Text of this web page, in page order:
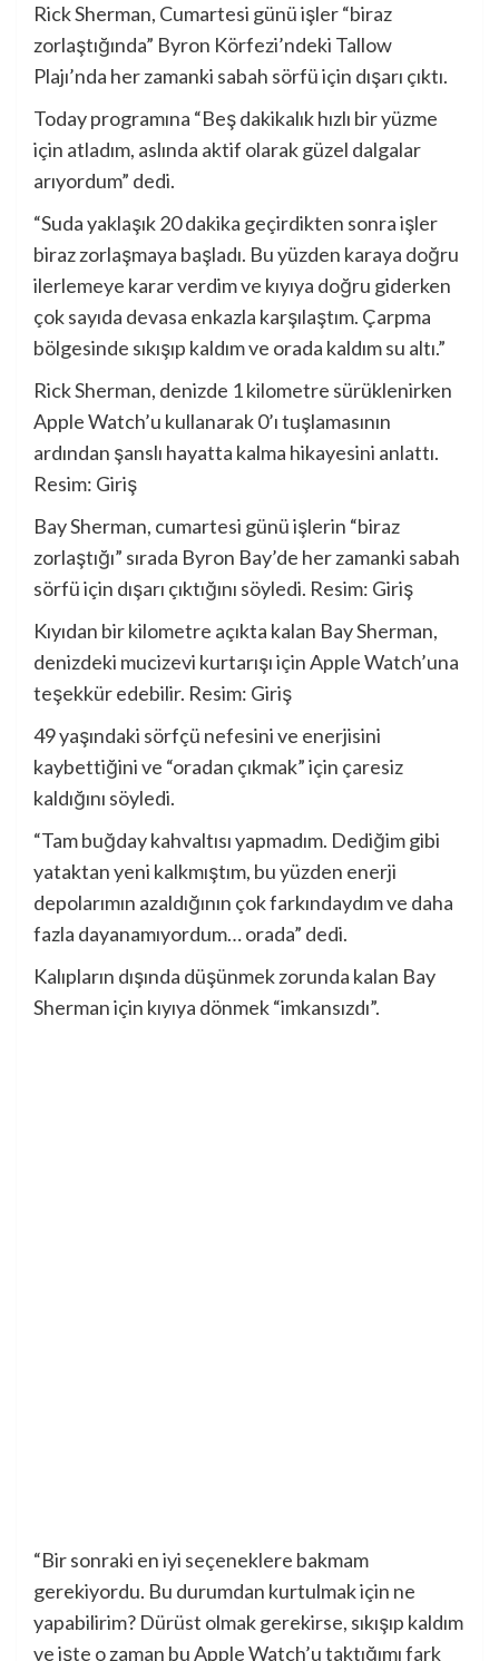
Rick Sherman, Cumartesi günü işler “biraz
zorlaştığında” Byron Körfezi’ndeki Tallow
Plajı’nda her zamanki sabah sörfü için dışarı çıktı.
Today programına “Beş dakikalık hızlı bir yüzme
için atladım, aslında aktif olarak güzel dalgalar
arıyordum” dedi.
“Suda yaklaşık 20 dakika geçirdikten sonra işler
biraz zorlaşmaya başladı. Bu yüzden karaya doğru
ilerlemeye karar verdim ve kıyıya doğru giderken
çok sayıda devasa enkazla karşılaştım. Çarpma
bölgesinde sıkışıp kaldım ve orada kaldım su altı.”
Rick Sherman, denizde 1 kilometre sürüklenirken
Apple Watch’u kullanarak 0’ı tuşlamasının
ardından şanslı hayatta kalma hikayesini anlattı.
Resim: Giriş
Bay Sherman, cumartesi günü işlerin “biraz
zorlaştığı” sırada Byron Bay’de her zamanki sabah
sörfü için dışarı çıktığını söyledi. Resim: Giriş
Kıyıdan bir kilometre açıkta kalan Bay Sherman,
denizdeki mucizevi kurtarışı için Apple Watch’una
teşekkür edebilir. Resim: Giriş
49 yaşındaki sörfçü nefesini ve enerjisini
kaybettiğini ve “oradan çıkmak” için çaresiz
kaldığını söyledi.
“Tam buğday kahvaltısı yapmadım. Dediğim gibi
yataktan yeni kalkmıştım, bu yüzden enerji
depolarımın azaldığının çok farkındaydım ve daha
fazla dayanamıyordum… orada” dedi.
Kalıpların dışında düşünmek zorunda kalan Bay
Sherman için kıyıya dönmek “imkansızdı”.
“Bir sonraki en iyi seçeneklere bakmam
gerekiyordu. Bu durumdan kurtulmak için ne
yapabilirim? Dürüst olmak gerekirse, sıkışıp kaldım
ve işte o zaman bu Apple Watch’u taktığımı fark